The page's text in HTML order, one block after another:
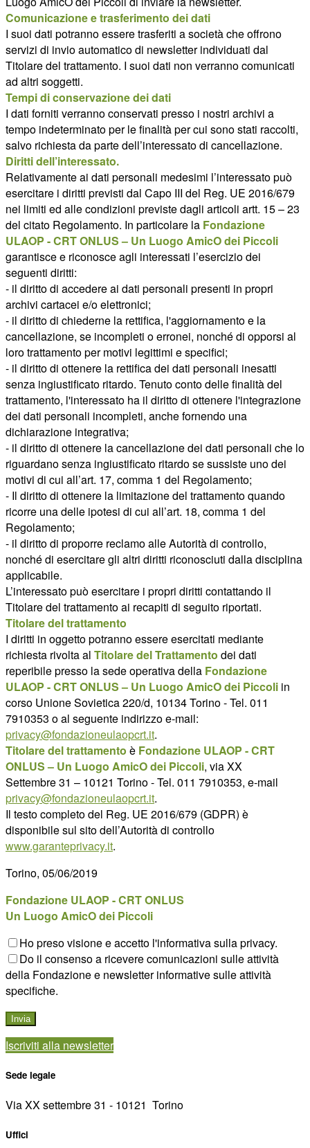
Comunicazione e trasferimento dei dati
I suoi dati potranno essere trasferiti a società che offrono
servizi di invio automatico di newsletter individuati dal
Titolare del trattamento. I suoi dati non verranno comunicati
ad altri soggetti.
Tempi di conservazione dei dati
I dati forniti verranno conservati presso i nostri archivi a
tempo indeterminato per le finalità per cui sono stati raccolti,
salvo richiesta da parte dell’interessato di cancellazione.
Diritti dell’interessato.
Relativamente ai dati personali medesimi l’interessato può
esercitare i diritti previsti dal Capo III del Reg. UE 2016/679
nei limiti ed alle condizioni previste dagli articoli artt. 15 – 23
del citato Regolamento. In particolare la Fondazione
ULAOP - CRT ONLUS – Un Luogo AmicO dei Piccoli
garantisce e riconosce agli interessati l’esercizio dei
seguenti diritti:
- il diritto di accedere ai dati personali presenti in propri
archivi cartacei e/o elettronici;
- il diritto di chiederne la rettifica, l'aggiornamento e la
cancellazione, se incompleti o erronei, nonché di opporsi al
loro trattamento per motivi legittimi e specifici;
- il diritto di ottenere la rettifica dei dati personali inesatti
senza ingiustificato ritardo. Tenuto conto delle finalità del
trattamento, l'interessato ha il diritto di ottenere l'integrazione
dei dati personali incompleti, anche fornendo una
dichiarazione integrativa;
- il diritto di ottenere la cancellazione dei dati personali che lo
riguardano senza ingiustificato ritardo se sussiste uno dei
motivi di cui all’art. 17, comma 1 del Regolamento;
- Il diritto di ottenere la limitazione del trattamento quando
ricorre una delle ipotesi di cui all’art. 18, comma 1 del
Regolamento;
- il diritto di proporre reclamo alle Autorità di controllo,
nonché di esercitare gli altri diritti riconosciuti dalla disciplina
applicabile.
L’interessato può esercitare i propri diritti contattando il
Titolare del trattamento ai recapiti di seguito riportati.
Titolare del trattamento
I diritti in oggetto potranno essere esercitati mediante
richiesta rivolta al Titolare del Trattamento dei dati
reperibile presso la sede operativa della Fondazione
ULAOP - CRT ONLUS – Un Luogo AmicO dei Piccoli in
corso Unione Sovietica 220/d, 10134 Torino - Tel. 011
7910353 o al seguente indirizzo e-mail:
privacy@fondazioneulaopcrt.it.
Titolare del trattamento è Fondazione ULAOP - CRT
ONLUS – Un Luogo AmicO dei Piccoli, via XX
Settembre 31 – 10121 Torino - Tel. 011 7910353, e-mail
privacy@fondazioneulaopcrt.it.
Il testo completo del Reg. UE 2016/679 (GDPR) è
disponibile sul sito dell’Autorità di controllo
www.garanteprivacy.it.
Torino, 05/06/2019
Fondazione ULAOP - CRT ONLUS
Un Luogo AmicO dei Piccoli
Ho preso visione e accetto l'informativa sulla privacy.
Do il consenso a ricevere comunicazioni sulle attività
della Fondazione e newsletter informative sulle attività
specifiche.
Iscriviti alla newsletter
Sede legale
Via XX settembre 31 - 10121 ­ Torino
Uffici